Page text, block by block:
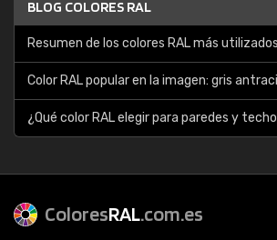
BLOG COLORES RAL
Resumen de los colores RAL más utilizados
Color RAL popular en la imagen: gris
¿Qué color RAL elegir para paredes y
ColoresRAL.com.es